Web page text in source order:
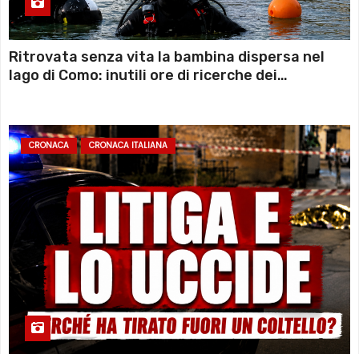
Ritrovata senza vita la bambina dispersa nel
lago di Como: inutili ore di ricerche dei
CRONACA CRONACA ITALIANA